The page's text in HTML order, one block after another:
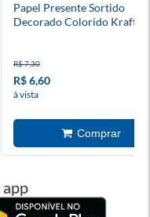
Papel Presente Sortido
Decorado Colorido Kraft
R$ 7,30
R$ 6,60
à vista
app